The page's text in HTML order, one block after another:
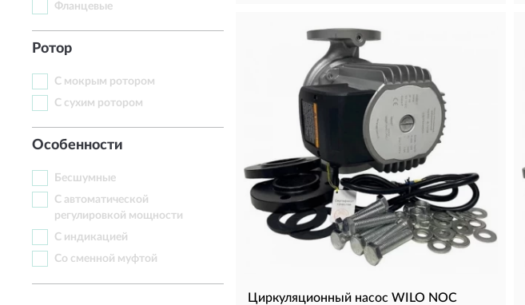
Фланцевые
Ротор
С мокрым ротором
С сухим ротором
Особенности
Бесшумные
С автоматической
регулировкой мощности
С индикацией
Со сменной муфтой
Циркуляционный насос WILO NOC